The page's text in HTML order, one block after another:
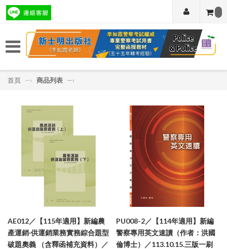
首頁 —› 商品列表 —›
AE012／【115年適用】新編農
產運銷‧供運銷業務實務綜合題型
破題奧義 （含釋函補充資料）／
PU008-2／【114年適用】新編
警察專用英文速讀（作者：洪國
倫博士）／113.10.15.三版一刷